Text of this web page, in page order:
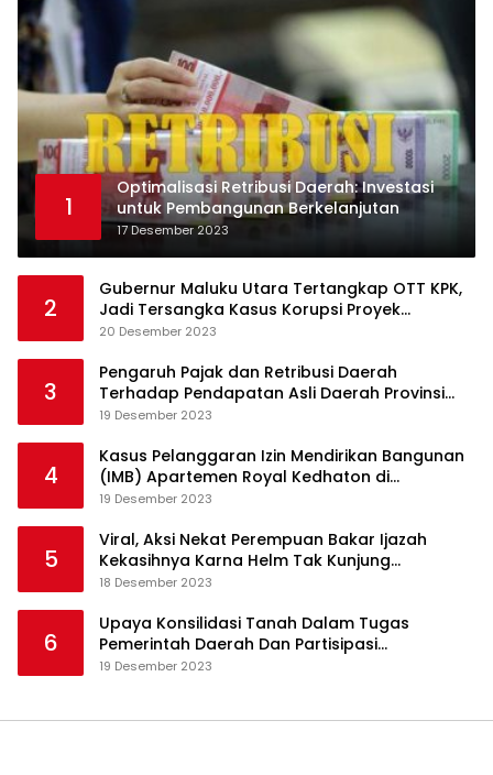
1
Optimalisasi Retribusi Daerah: Investasi
untuk Pembangunan Berkelanjutan
17 Desember 2023
2
Gubernur Maluku Utara Tertangkap OTT KPK,
Jadi Tersangka Kasus Korupsi Proyek
Pengadaan Barang dan Jasa
20 Desember 2023
3
Pengaruh Pajak dan Retribusi Daerah
Terhadap Pendapatan Asli Daerah Provinsi
Jambi
19 Desember 2023
4
Kasus Pelanggaran Izin Mendirikan Bangunan
(IMB) Apartemen Royal Kedhaton di
Yogyakarta
19 Desember 2023
5
Viral, Aksi Nekat Perempuan Bakar Ijazah
Kekasihnya Karna Helm Tak Kunjung
Dikembalikan
18 Desember 2023
6
Upaya Konsilidasi Tanah Dalam Tugas
Pemerintah Daerah Dan Partisipasi
Masyarakat
19 Desember 2023